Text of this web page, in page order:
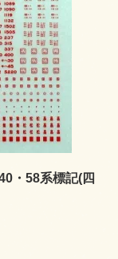
・58系標記(四